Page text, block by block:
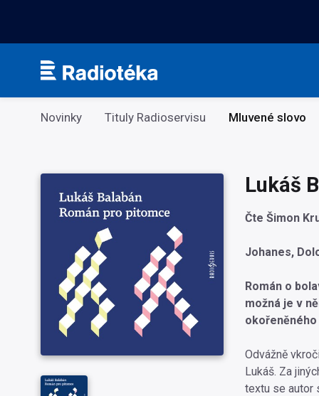
Kategorie
Novinky Tituly Radioservisu Mluvené slovo
Lukáš
Čte Šimon
Johanes,
Román o
možná je v
Odvážně
Lukáš. Za
textu se autor